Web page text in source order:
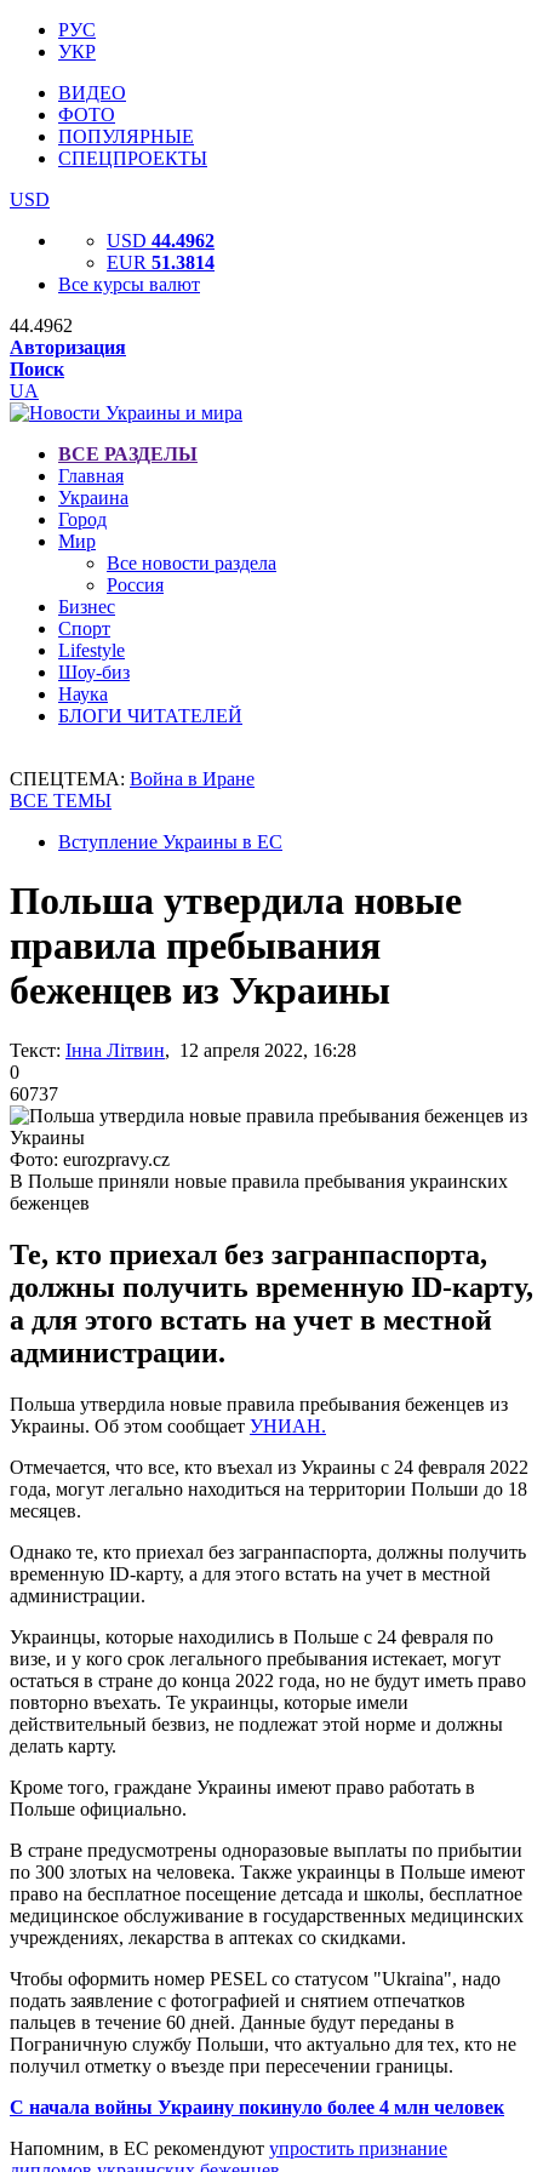
РУС
УКР
ВИДЕО
ФОТО
ПОПУЛЯРНЫЕ
СПЕЦПРОЕКТЫ
USD
USD 44.4962
EUR 51.3814
Все курсы валют
44.4962
Авторизация
Поиск
UA
ВСЕ РАЗДЕЛЫ
Главная
Украина
Город
Мир
Все новости раздела
Россия
Бизнес
Спорт
Lifestyle
Шоу-биз
Наука
БЛОГИ ЧИТАТЕЛЕЙ
СПЕЦТЕМА: Война в Иране
ВСЕ ТЕМЫ
Вступление Украины в ЕС
Польша утвердила новые
правила пребывания
беженцев из Украины
Текст: Інна Літвин, 12 апреля 2022, 16:28
0
60737
Фото: eurozpravy.cz
В Польше приняли новые правила пребывания украинских
беженцев
Те, кто приехал без загранпаспорта,
должны получить временную ID-карту,
а для этого встать на учет в местной
администрации.
Польша утвердила новые правила пребывания беженцев из
Украины. Об этом сообщает УНИАН.
Отмечается, что все, кто въехал из Украины с 24 февраля 2022
года, могут легально находиться на территории Польши до 18
месяцев.
Однако те, кто приехал без загранпаспорта, должны получить
временную ID-карту, а для этого встать на учет в местной
администрации.
Украинцы, которые находились в Польше с 24 февраля по
визе, и у кого срок легального пребывания истекает, могут
остаться в стране до конца 2022 года, но не будут иметь право
повторно въехать. Те украинцы, которые имели
действительный безвиз, не подлежат этой норме и должны
делать карту.
Кроме того, граждане Украины имеют право работать в
Польше официально.
В стране предусмотрены одноразовые выплаты по прибытии
по 300 злотых на человека. Также украинцы в Польше имеют
право на бесплатное посещение детсада и школы, бесплатное
медицинское обслуживание в государственных медицинских
учреждениях, лекарства в аптеках со скидками.
Чтобы оформить номер PESEL со статусом "Ukraina", надо
подать заявление с фотографией и снятием отпечатков
пальцев в течение 60 дней. Данные будут переданы в
Пограничную службу Польши, что актуально для тех, кто не
получил отметку о въезде при пересечении границы.
С начала войны Украину покинуло более 4 млн человек
Напомним, в ЕС рекомендуют упростить признание